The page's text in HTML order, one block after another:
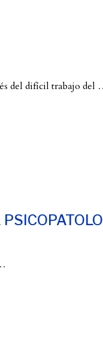
del difícil trabajo del